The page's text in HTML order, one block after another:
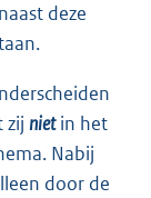
deze
zij nietin het
Nabij
door de